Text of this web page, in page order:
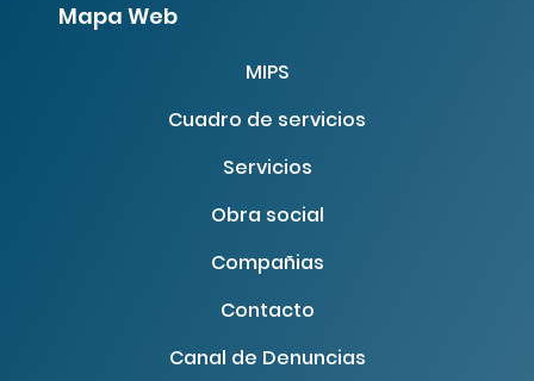
Mapa Web
MIPS
Cuadro de servicios
Servicios
Obra social
Compañias
Contacto
Canal de Denuncias